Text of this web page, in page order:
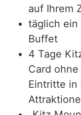
auf Ihrem
täglich ein
Buffet
4 Tage
Card
Eintritte in